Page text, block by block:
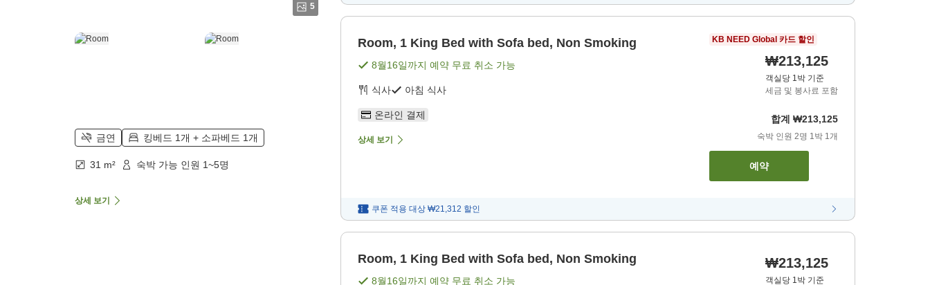
5
금연 킹베드 1개 + 소파베드 1개
31 m² 숙박 가능 인원 1~5명
상세 보기
Room, 1 King Bed with Sofa bed, Non Smoking
8월16일까지 예약 무료 취소 가능
식사 아침 식사
온라인 결제
상세 보기
KB NEED Global 카드 할인
₩213,125
객실당 1박 기준
세금 및 봉사료 포함
합계 ₩213,125
숙박 인원 2명 1박 1개
예약
쿠폰 적용 대상 ₩21,312 할인
Room, 1 King Bed with Sofa bed, Non Smoking
8월16일까지 예약 무료 취소 가능
₩213,125
객실당 1박 기준